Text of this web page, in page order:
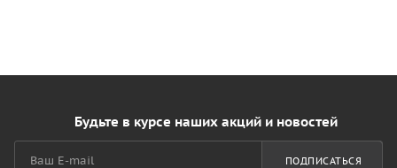
Будьте в курсе наших акций и новостей
ПОДПИСАТЬСЯ